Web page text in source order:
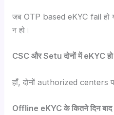
जब OTP based eKYC fail
न हो।
CSC और Setu दोनों में eKYC हो
हाँ, दोनों authorized centers
Offline eKYC के कितने दिन